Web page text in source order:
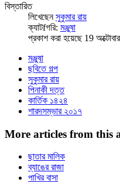
বিস্তারিত
লিখেছেনসুকুমার রায়
ক্যাটfগরি: মঞ্জুষা
প্রকাশ করা হয়েছে 19
মঞ্জুষা
ছবিতে গল্প
সুকুমার রায়
পিনাকী দত্ত
কার্তিক ১৪২৪
শারদসম্ভার ২০১৭
More articles from this
ছাতার মালিক
ব্যাঙের রাজা
পাখির বাসা